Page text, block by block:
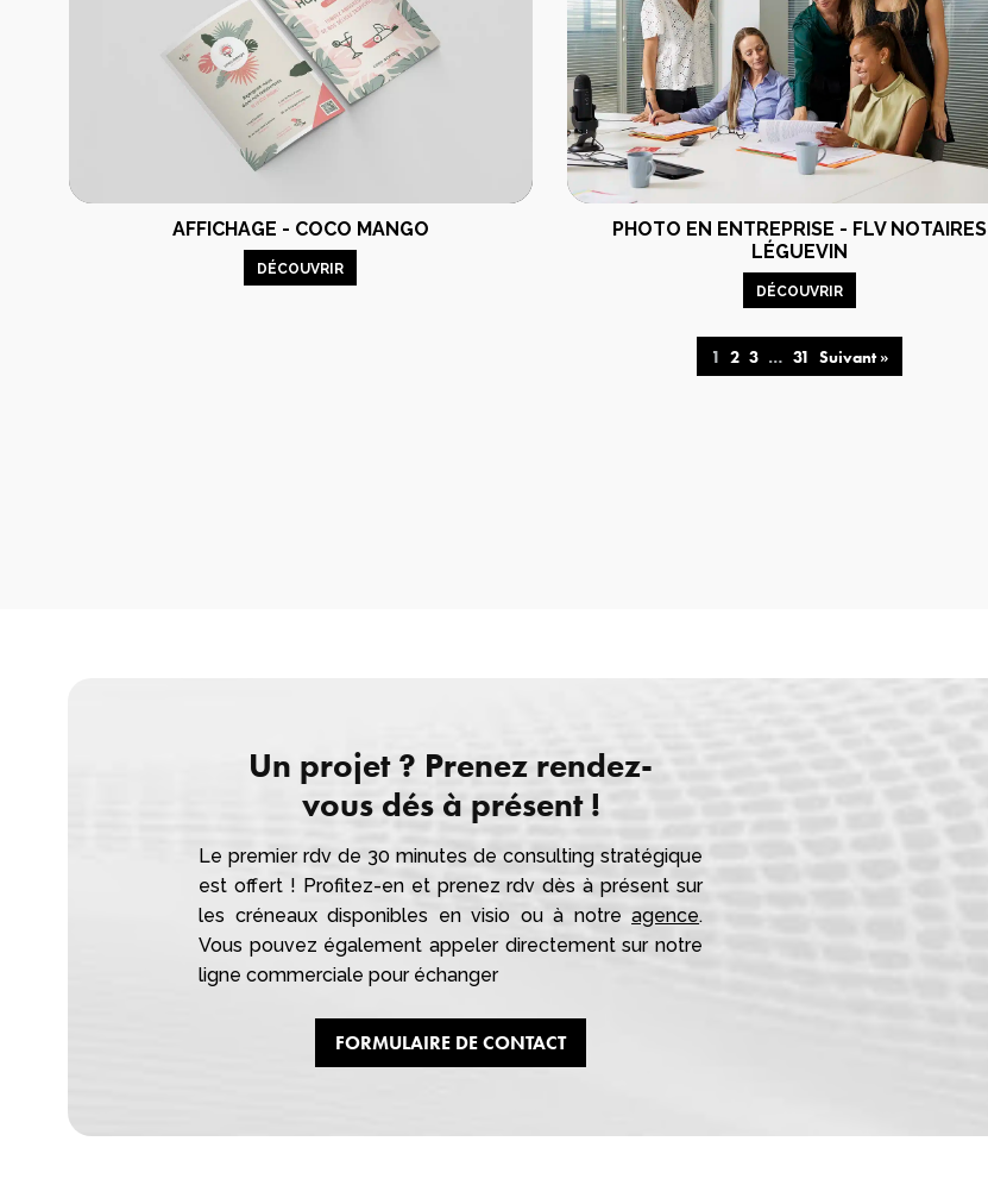
AFFICHAGE - COCO MANGO
DÉCOUVRIR
PHOTO EN ENTREPRISE - FLV NOTAIRES
LÉGUEVIN
DÉCOUVRIR
1 2 3 … 31 Suivant »
Un projet ? Prenez rendez-
vous dés à présent !
Le premier rdv de 30 minutes de consulting stratégique
est offert ! Profitez-en et prenez rdv dès à présent sur
les créneaux disponibles en visio ou à notreagence.
Vous pouvez également appeler directement sur notre
ligne commerciale pour échanger
FORMULAIRE DE CONTACT